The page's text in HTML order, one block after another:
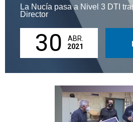
La Nucía pasa a Nivel 3 DTI
Director
30
ABR.
2021